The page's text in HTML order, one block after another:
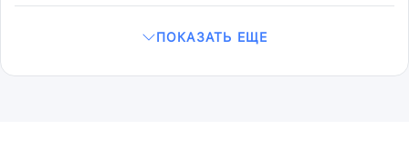
ПОКАЗАТЬ ЕЩЕ